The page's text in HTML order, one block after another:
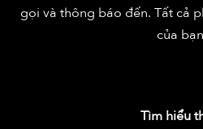
gọi và thông báo đến. Tất cả
của
Tìm hiểu